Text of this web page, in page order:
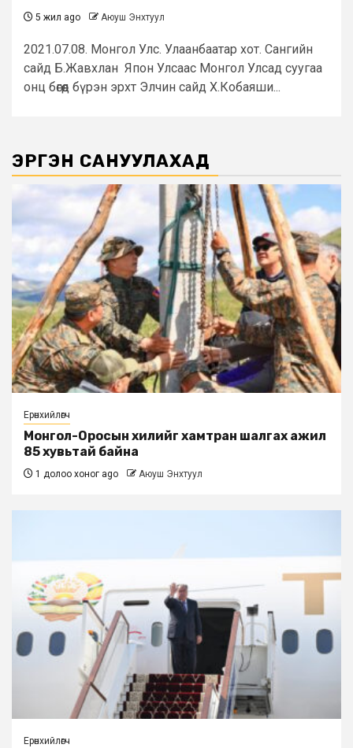
5 жил ago Аюуш Энхтуул
2021.07.08. Монгол Улс. Улаанбаатар хот. Сангийн
сайд Б.Жавхлан Япон Улсаас Монгол Улсад суугаа
онц бөгөөд бүрэн эрхт Элчин сайд Х.Кобаяши...
ЭРГЭН САНУУЛАХАД
Ерөнхийлөгч
Монгол-Оросын хилийг хамтран шалгах ажил
85 хувьтай байна
1 долоо хоног ago Аюуш Энхтуул
Ерөнхийлөгч